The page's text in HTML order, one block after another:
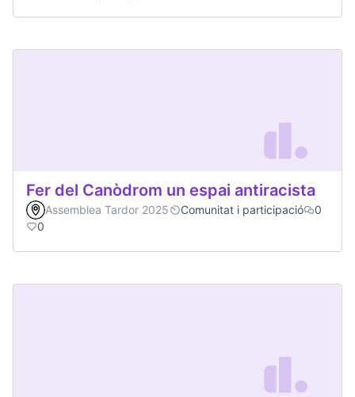
Fer del Canòdrom un espai antiracista
Assemblea Tardor 2025 Comunitat i participació
0
0